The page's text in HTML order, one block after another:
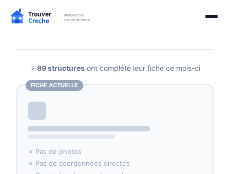
⚡ 89 structuresont complété leur fiche ce mois-ci
FICHE ACTUELLE
✗ Pas de photos
✗ Pas de coordonnées directes